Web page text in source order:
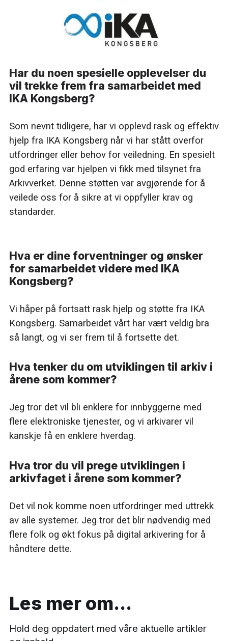
Har du noen spesielle opplevelser du
vil trekke frem fra samarbeidet med
IKA Kongsberg?
Som nevnt tidligere, har vi opplevd rask og effektiv
hjelp fra IKA Kongsberg når vi har stått overfor
utfordringer eller behov for veiledning. En spesielt
god erfaring var hjelpen vi fikk med tilsynet fra
Arkivverket. Denne støtten var avgjørende for å
veilede oss for å sikre at vi oppfyller krav og
standarder.
Hva er dine forventninger og ønsker
for samarbeidet videre med IKA
Kongsberg?
Vi håper på fortsatt rask hjelp og støtte fra IKA
Kongsberg. Samarbeidet vårt har vært veldig bra
så langt, og vi ser frem til å fortsette det.
Hva tenker du om utviklingen til arkiv i
årene som kommer?
Jeg tror det vil bli enklere for innbyggerne med
flere elektroniske tjenester, og vi arkivarer vil
kanskje få en enklere hverdag.
Hva tror du vil prege utviklingen i
arkivfaget i årene som kommer?
Det vil nok komme noen utfordringer med uttrekk
av alle systemer. Jeg tror det blir nødvendig med
flere folk og økt fokus på digital arkivering for å
håndtere dette.
Les mer om...
Hold deg oppdatert med våre aktuelle artikler